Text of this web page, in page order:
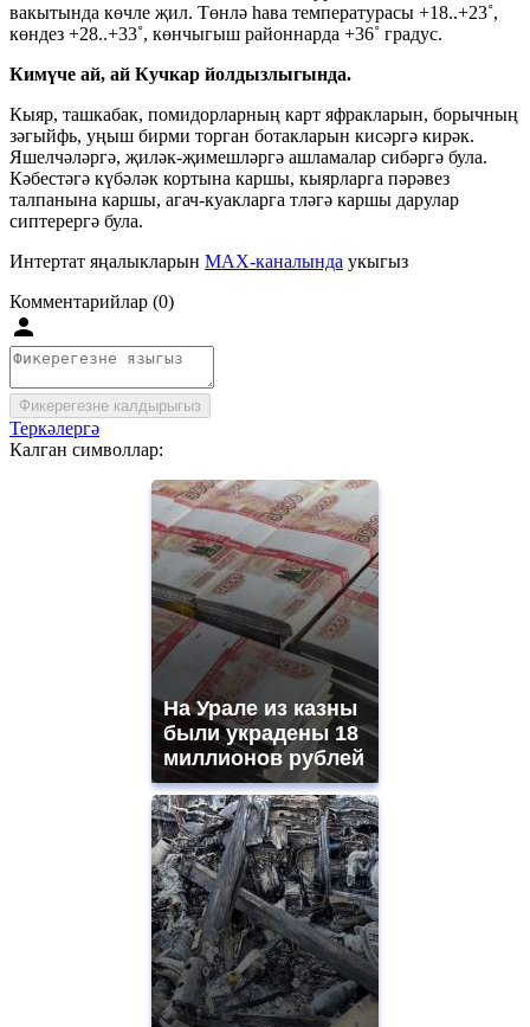
вакытында көчле җил. Төнлә һава температурасы +18..+23˚,
көндез +28..+33˚, көнчыгыш районнарда +36˚ градус.
Кимүче ай, ай Кучкар йолдызлыгында.
Кыяр, ташкабак, помидорларның карт яфракларын, борычның
зәгыйфь, уңыш бирми торган ботакларын кисәргә кирәк.
Яшелчәләргә, җиләк-җимешләргә ашламалар сибәргә була.
Кәбестәгә күбәләк кортына каршы, кыярларга пәрәвез
талпанына каршы, агач-куакларга тләгә каршы дарулар
сиптерергә була.
Интертат яңалыкларын MAX-каналында укыгыз
Комментарийлар (0)
Фикерегезне калдырыгыз
Теркәлергә
Калган символлар:
На Урале из казны
были украдены 18
миллионов рублей